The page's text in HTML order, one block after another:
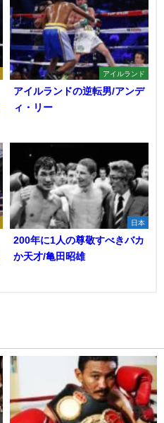
アイルランド
アイルランドの逆転男/アンデ
ィ・リー
日本
200年に1人の尊敬すべきバカ
か天才/亀田昭雄